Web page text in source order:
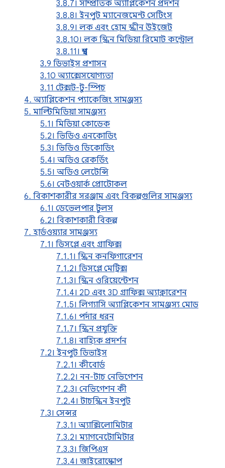
3.8.7। সাম্প্রতিক অ্যাপ্লিকেশন প্রদর্শন
3.8.8। ইনপুট ম্যানেজমেন্ট সেটিংস
3.8.9। লক এবং হোম স্ক্রীন উইজেট
3.8.10। লক স্ক্রিন মিডিয়া রিমোট কন্ট্রোল
3.8.11। স্বপ্ন
3.9 ডিভাইস প্রশাসন
3.10 অ্যাক্সেসযোগ্যতা
3.11 টেক্সট-টু-স্পিচ
4. অ্যাপ্লিকেশন প্যাকেজিং সামঞ্জস্য
5. মাল্টিমিডিয়া সামঞ্জস্য
5.1। মিডিয়া কোডেক
5.2। ভিডিও এনকোডিং
5.3। ভিডিও ডিকোডিং
5.4। অডিও রেকর্ডিং
5.5। অডিও লেটেন্সি
5.6। নেটওয়ার্ক প্রোটোকল
6. বিকাশকারীর সরঞ্জাম এবং বিকল্পগুলির সামঞ্জস্য
6.1। ডেভেলপার টুলস
6.2। বিকাশকারী বিকল্প
7. হার্ডওয়্যার সামঞ্জস্য
7.1। ডিসপ্লে এবং গ্রাফিক্স
7.1.1। স্ক্রিন কনফিগারেশন
7.1.2। ডিসপ্লে মেট্রিক্স
7.1.3। স্ক্রিন ওরিয়েন্টেশন
7.1.4। 2D এবং 3D গ্রাফিক্স অ্যাক্লারেশন
7.1.5। লিগ্যাসি অ্যাপ্লিকেশন সামঞ্জস্য মোড
7.1.6। পর্দার ধরন
7.1.7। স্ক্রিন প্রযুক্তি
7.1.8। বাহ্যিক প্রদর্শন
7.2। ইনপুট ডিভাইস
7.2.1। কীবোর্ড
7.2.2। নন-টাচ নেভিগেশন
7.2.3। নেভিগেশন কী
7.2.4। টাচস্ক্রিন ইনপুট
7.3। সেন্সর
7.3.1। অ্যাক্সিলোমিটার
7.3.2। ম্যাগনেটোমিটার
7.3.3। জিপিএস
7.3.4। জাইরোস্কোপ